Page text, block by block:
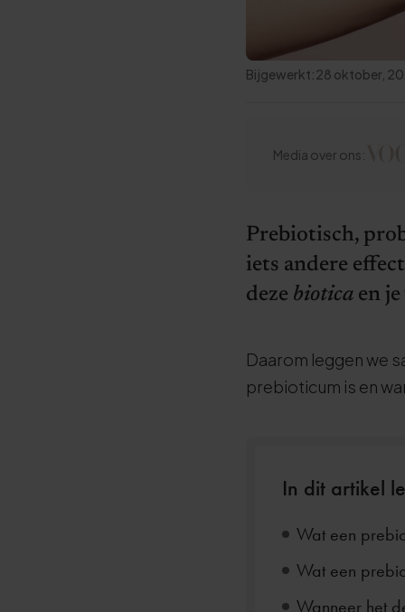
Bijgewerkt:28 oktober,
Media over ons:
Prebiotisch,
iets andere
deze biotica en
Daarom leggen we
prebioticum is en
In dit artikel
Wat een
Wat een
Wanneer het